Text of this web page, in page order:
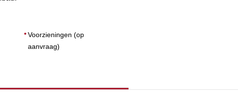
Voorzieningen (op
aanvraag)